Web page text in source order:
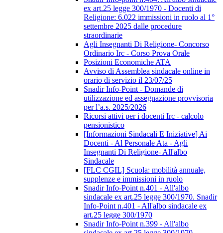
ex art.25 legge 300/1970 - Docenti di
Religione: 6.022 immissioni in ruolo al 1°
settembre 2025 dalle procedure
straordinarie
Agli Insegnanti Di Religione- Concorso
Ordinario Irc - Corso Prova Orale
Posizioni Economiche ATA
Avviso di Assemblea sindacale online in
orario di servizio il 23/07/25
Snadir Info-Point - Domande di
utilizzazione ed assegnazione provvisoria
per l’a.s. 2025/2026
Ricorsi attivi per i docenti Irc - calcolo
pensionistico
[Informazioni Sindacali E Iniziative] Ai
Docenti - Al Personale Ata - Agli
Insegnanti Di Religione- All'albo
Sindacale
[FLC CGIL] Scuola: mobilità annuale,
supplenze e immissioni in ruolo
Snadir Info-Point n.401 - All'albo
sindacale ex art.25 legge 300/1970. Snadir
Info-Point n.401 - All'albo sindacale ex
art.25 legge 300/1970
Snadir Info-Point n.399 - All'albo